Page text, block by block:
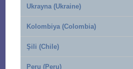
Ukrayna (Ukraine)
Kolombiya (Colombia)
Şili (Chile)
Peru (Peru)